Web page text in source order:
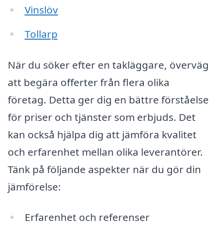
Vinslöv
Tollarp
När du söker efter en takläggare, överväg
att begära offerter från flera olika
företag. Detta ger dig en bättre förståelse
för priser och tjänster som erbjuds. Det
kan också hjälpa dig att jämföra kvalitet
och erfarenhet mellan olika leverantörer.
Tänk på följande aspekter när du gör din
jämförelse:
Erfarenhet och referenser